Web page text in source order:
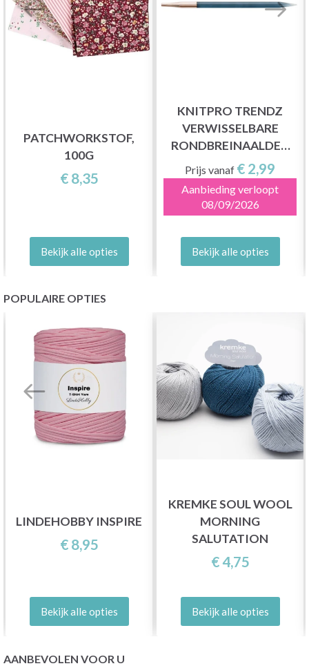
PATCHWORKSTOF,
100G
€ 8,35
Bekijk alle opties
KNITPRO TRENDZ
VERWISSELBARE
RONDBREINAALDEN
(3,5-12,00 MM)
Prijs vanaf € 2,99
Aanbieding verloopt
08/09/2026
Bekijk alle opties
POPULAIRE OPTIES
LINDEHOBBY INSPIRE
€ 8,95
Bekijk alle opties
KREMKE SOUL WOOL
MORNING
SALUTATION
€ 4,75
Bekijk alle opties
AANBEVOLEN VOOR U